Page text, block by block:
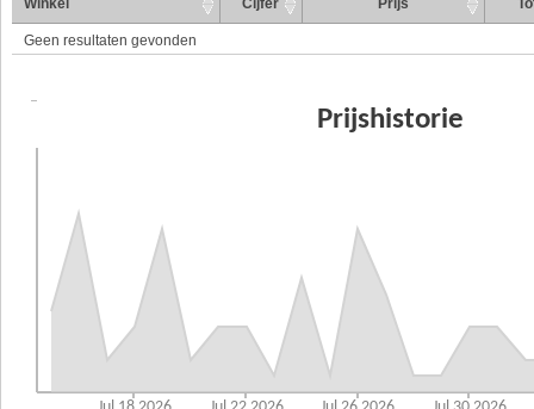
Geen resultaten gevonden